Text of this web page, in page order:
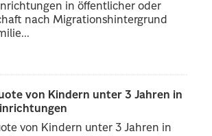
in öffentlicher oder
nach Migrationshintergrund
von Kindern unter 3 Jahren in
von Kindern unter 3 Jahren in